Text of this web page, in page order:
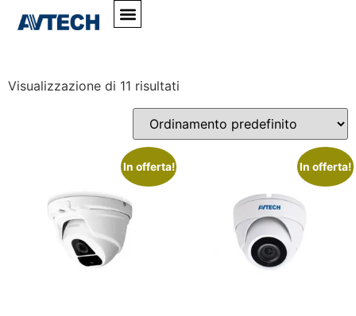
#VisioneNotturna
Visualizzazione di 11 risultati
In offerta! In offerta!